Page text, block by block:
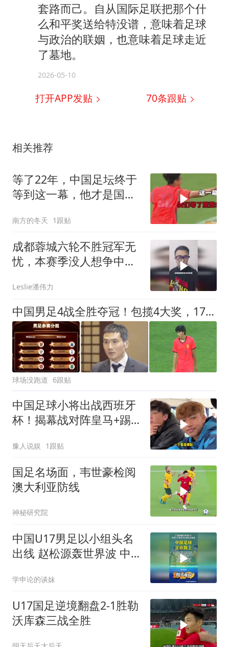
套路而己。自从国际足联把那个什
么和平奖送给特没谱，意味着足球
与政治的联姻，也意味着足球走近
了墓地。
2026-05-10
打开APP发贴 70条跟贴
相关推荐
等了22年，中国足坛终于
等到这一幕，他才是国少
南方的冬天 1跟贴
成都蓉城六轮不胜冠军无
忧，本赛季没人想争中超
Leslie潘伟力
中国男足4战全胜夺冠！包揽4大奖，17岁新星获MVP，英超豪门垫底
球场没跑道 6跟贴
中国足球小将出战西班牙
杯！揭幕战对阵皇马+踢
豫人说娱 1跟贴
国足名场面，韦世豪检阅
澳大利亚防线
神秘研究院
中国U17男足以小组头名
出线 赵松源轰世界波 中
学申论的谈妹
U17国足逆境翻盘2-1胜勒
沃库森三战全胜